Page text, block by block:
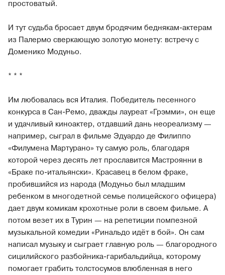
простоватый.
И тут судьба бросает двум бродячим беднякам-актерам
из Палермо сверкающую золотую монету: встречу с
Доменико Модуньо.
* * *
Им любовалась вся Италия. Победитель песенного
конкурса в Сан-Ремо, дважды лауреат «Грэмми», он еще
и удачливый киноактер, отдавший дань неореализму —
например, сыграл в фильме Эдуардо де Филиппо
«Филумена Мартурано» ту самую роль, благодаря
которой через десять лет прославится Мастроянни в
«Браке по-итальянски». Красавец в белом фраке,
пробившийся из народа (Модуньо был младшим
ребенком в многодетной семье полицейского офицера)
дает двум комикам крохотные роли в своем фильме. А
потом везет их в Турин — на репетиции помпезной
музыкальной комедии «Ринальдо идёт в бой». Он сам
написал музыку и сыграет главную роль — благородного
сицилийского разбойника-гарибальдийца, которому
помогает грабить толстосумов влюбленная в него